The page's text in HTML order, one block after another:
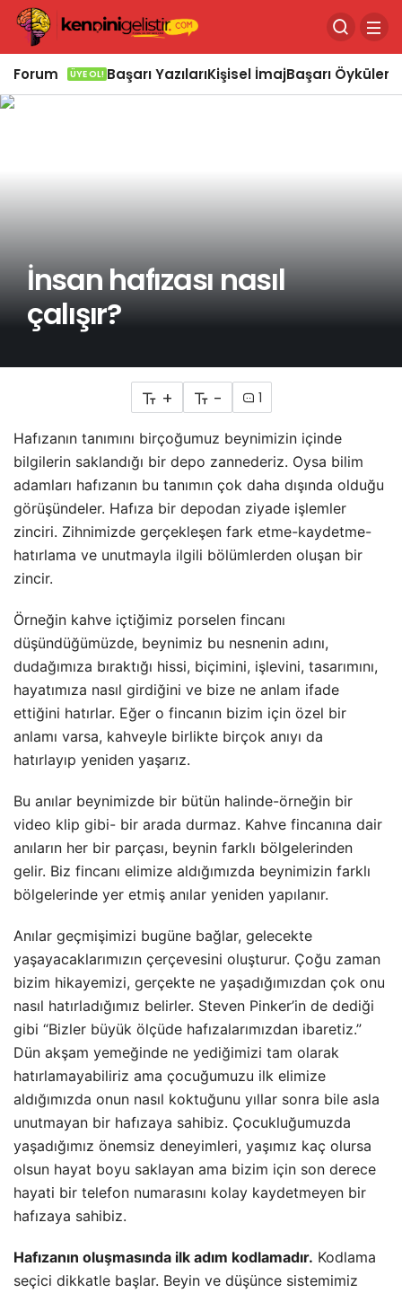
Forum ÜYE OL! Başarı YazılarıKişisel İmajBaşarı Öyküleri
İnsan hafızası nasıl
çalışır?
+ - 1
Hafızanın tanımını birçoğumuz beynimizin içinde
bilgilerin saklandığı bir depo zannederiz. Oysa bilim
adamları hafızanın bu tanımın çok daha dışında olduğu
görüşündeler. Hafıza bir depodan ziyade işlemler
zinciri. Zihnimizde gerçekleşen fark etme-kaydetme-
hatırlama ve unutmayla ilgili bölümlerden oluşan bir
zincir.
Örneğin kahve içtiğimiz porselen fincanı
düşündüğümüzde, beynimiz bu nesnenin adını,
dudağımıza bıraktığı hissi, biçimini, işlevini, tasarımını,
hayatımıza nasıl girdiğini ve bize ne anlam ifade
ettiğini hatırlar. Eğer o fincanın bizim için özel bir
anlamı varsa, kahveyle birlikte birçok anıyı da
hatırlayıp yeniden yaşarız.
Bu anılar beynimizde bir bütün halinde-örneğin bir
video klip gibi- bir arada durmaz. Kahve fincanına dair
anıların her bir parçası, beynin farklı bölgelerinden
gelir. Biz fincanı elimize aldığımızda beynimizin farklı
bölgelerinde yer etmiş anılar yeniden yapılanır.
Anılar geçmişimizi bugüne bağlar, gelecekte
yaşayacaklarımızın çerçevesini oluşturur. Çoğu zaman
bizim hikayemizi, gerçekte ne yaşadığımızdan çok onu
nasıl hatırladığımız belirler. Steven Pinker’in de dediği
gibi “Bizler büyük ölçüde hafızalarımızdan ibaretiz.”
Dün akşam yemeğinde ne yediğimizi tam olarak
hatırlamayabiliriz ama çocuğumuzu ilk elimize
aldığımızda onun nasıl koktuğunu yıllar sonra bile asla
unutmayan bir hafızaya sahibiz. Çocukluğumuzda
yaşadığımız önemsiz deneyimleri, yaşımız kaç olursa
olsun hayat boyu saklayan ama bizim için son derece
hayati bir telefon numarasını kolay kaydetmeyen bir
hafızaya sahibiz.
Hafızanın oluşmasında ilk adım kodlamadır. Kodlama
seçici dikkatle başlar. Beyin ve düşünce sistemimiz